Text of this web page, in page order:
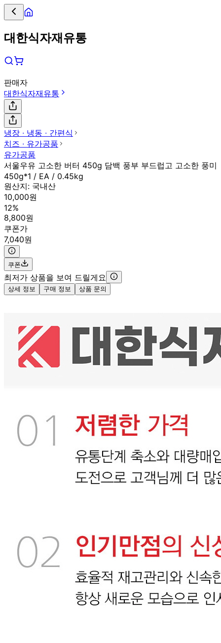
대한식자재유통
판매자
대한식자재유통
냉장 ∙ 냉동 ∙ 간편식
치즈 ∙ 유가공품
유가공품
서울우유 고소한 버터 450g 담백 풍부 부드럽고 고소한 풍미
450g*1 / EA / 0.45kg
원산지: 국내산
10,000원
12%
8,800원
쿠폰가
7,040원
쿠폰
최저가 상품을 보여 드릴게요
상세 정보 구매 정보 상품 문의